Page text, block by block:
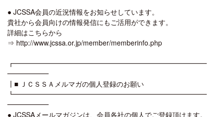
● JCSSA会員の近況情報をお知らせしています。
貴社から会員向けの情報発信にもご活用ができます。
詳細はこちらから
⇒ http://www.jcssa.or.jp/member/memberinfo.php
┏━━━━━━━━━━━━━━━━━━━━━━━━━━━━
━━━━━━
┃■ ＪＣＳＳＡメルマガの個人登録のお願い
┗━━━━━━━━━━━━━━━━━━━━━━━━━━━━
━━━━━━
● JCSSAメールマガジンは、会員各社の個人でご登録頂けます。